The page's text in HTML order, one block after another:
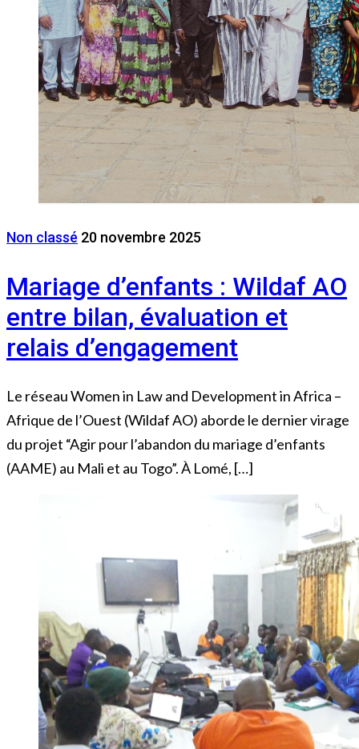
Non classé 20 novembre 2025
Mariage d’enfants : Wildaf AO
entre bilan, évaluation et
relais d’engagement
Le réseau Women in Law and Development in Africa –
Afrique de l’Ouest (Wildaf AO) aborde le dernier virage
du projet “Agir pour l’abandon du mariage d’enfants
(AAME) au Mali et au Togo”. À Lomé, […]